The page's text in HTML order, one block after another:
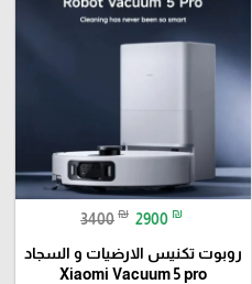
3400 ₪ 2900 ₪
روبوت تكنيس الارضيات و السجاد
Xiaomi Vacuum 5 pro